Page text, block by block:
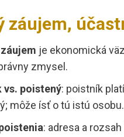
záujem,
je ekonomická
zmysel.
vs. poistený: poistník
môže ísť o tú istú osobu.
: adresa a